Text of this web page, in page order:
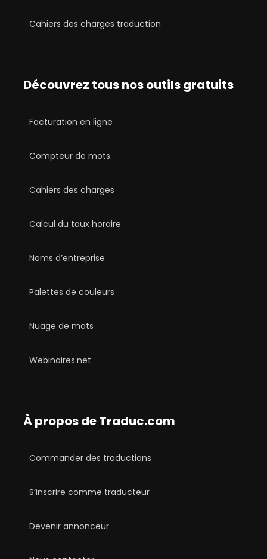
Cahiers des charges traduction
Découvrez tous nos outils gratuits
Facturation en ligne
Compteur de mots
Cahiers des charges
Calcul du taux horaire
Noms d’entreprise
Palettes de couleurs
Nuage de mots
Webinaires.net
À propos de Traduc.com
Commander des traductions
S’inscrire comme traducteur
Devenir annonceur